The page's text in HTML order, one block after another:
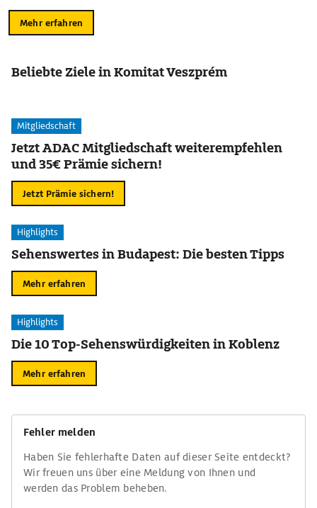
Mehr erfahren
Beliebte Ziele in Komitat Veszprém
Mitgliedschaft
Jetzt ADAC Mitgliedschaft weiterempfehlen
und 35€ Prämie sichern!
Jetzt Prämie sichern!
Highlights
Sehenswertes in Budapest: Die besten Tipps
Mehr erfahren
Highlights
Die 10 Top-Sehenswürdigkeiten in Koblenz
Mehr erfahren
Fehler melden
Haben Sie fehlerhafte Daten auf dieser Seite entdeckt?
Wir freuen uns über eine Meldung von Ihnen und
werden das Problem beheben.